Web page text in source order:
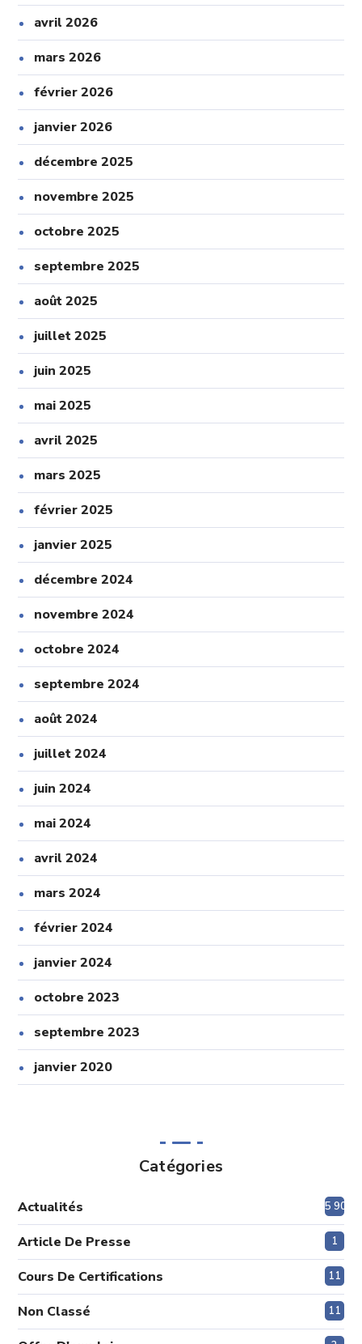
avril 2026
mars 2026
février 2026
janvier 2026
décembre 2025
novembre 2025
octobre 2025
septembre 2025
août 2025
juillet 2025
juin 2025
mai 2025
avril 2025
mars 2025
février 2025
janvier 2025
décembre 2024
novembre 2024
octobre 2024
septembre 2024
août 2024
juillet 2024
juin 2024
mai 2024
avril 2024
mars 2024
février 2024
janvier 2024
octobre 2023
septembre 2023
janvier 2020
Catégories
Actualités 5 908
Article De Presse 1
Cours De Certifications 11
Non Classé 11